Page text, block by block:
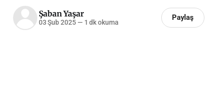
Şaban Yaşar
03 Şub 2025 — 1 dk okuma
Paylaş